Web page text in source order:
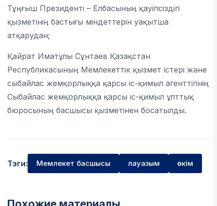
Тұңғыш Президенті – Елбасының қауіпсіздігі
қызметінің бастығы міндеттерін уақытша
атқарудан;
Қайрат Иматұлы Сұнтаев Қазақстан
Республикасының Мемлекеттік қызмет істері және
сыбайлас жемқорлыққа қарсы іс-қимыл агенттігінің
Сыбайлас жемқорлыққа қарсы іс-қимыл ұлттық
бюросының басшысы қызметінен босатылды.
Тэги: Мемлекет басшысы лауазым өкім